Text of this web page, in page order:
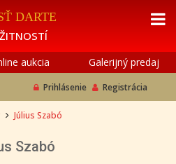
DARTE
aukcia Galerijný predaj
Prihlásenie Registrácia
Július Szabó
Szabó